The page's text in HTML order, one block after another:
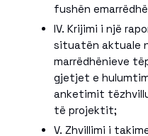
fushën
IV. Krijimi i një
situatën aktuale
marrëdhënieve
gjetjet e
anketimit
të projektit;
V. Zhvillimi i